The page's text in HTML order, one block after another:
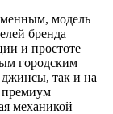
модель
бренда
и простоте
городским
так и на
премиум
механикой